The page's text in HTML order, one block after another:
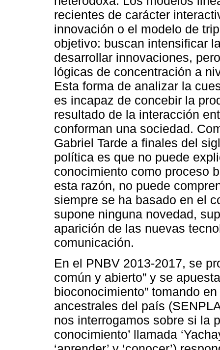
recientes de carácter
innovación o el modelo de
objetivo: buscan intensificar
desarrollar innovaciones,
lógicas de concentración a
Esta forma de analizar la
es incapaz de concebir la
resultado de la interacción
conforman una sociedad.
Gabriel Tarde a finales del
política es que no puede
conocimiento como proceso
esta razón, no puede
siempre se ha basado en el
supone ninguna novedad,
aparición de las nuevas
comunicación.
En el PNBV 2013-2017, se
común y abierto” y se
bioconocimiento” tomando
ancestrales del país
nos interrogamos sobre si la
conocimiento’ llamada